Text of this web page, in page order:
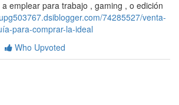
emplear para trabajo , gaming , o edición
74285527/venta-
para-comprar-la-ideal
Who Upvoted